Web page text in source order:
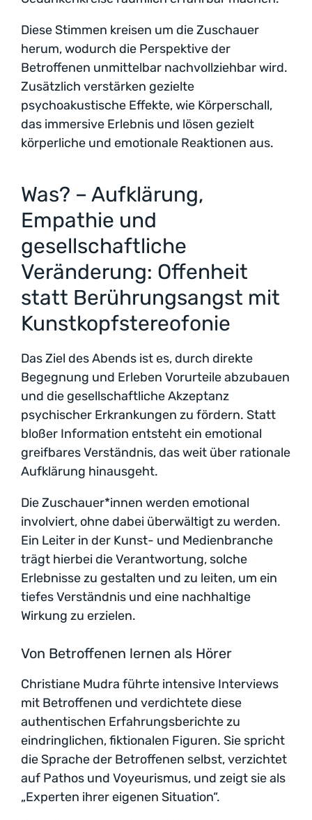
Diese Stimmen kreisen um die Zuschauer
herum, wodurch die Perspektive der
Betroffenen unmittelbar nachvollziehbar wird.
Zusätzlich verstärken gezielte
psychoakustische Effekte, wie Körperschall,
das immersive Erlebnis und lösen gezielt
körperliche und emotionale Reaktionen aus.
Was? – Aufklärung,
Empathie und
gesellschaftliche
Veränderung: Offenheit
statt Berührungsangst mit
Kunstkopfstereofonie
Das Ziel des Abends ist es, durch direkte
Begegnung und Erleben Vorurteile abzubauen
und die gesellschaftliche Akzeptanz
psychischer Erkrankungen zu fördern. Statt
bloßer Information entsteht ein emotional
greifbares Verständnis, das weit über rationale
Aufklärung hinausgeht.
Die Zuschauer*innen werden emotional
involviert, ohne dabei überwältigt zu werden.
Ein Leiter in der Kunst- und Medienbranche
trägt hierbei die Verantwortung, solche
Erlebnisse zu gestalten und zu leiten, um ein
tiefes Verständnis und eine nachhaltige
Wirkung zu erzielen.
Von Betroffenen lernen als Hörer
Christiane Mudra führte intensive Interviews
mit Betroffenen und verdichtete diese
authentischen Erfahrungsberichte zu
eindringlichen, fiktionalen Figuren. Sie spricht
die Sprache der Betroffenen selbst, verzichtet
auf Pathos und Voyeurismus, und zeigt sie als
„Experten ihrer eigenen Situation“.